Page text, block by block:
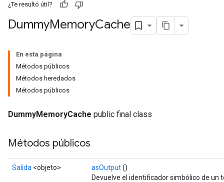
¿Te resultó útil?
DummyMemoryCache
En esta página
Métodos públicos
Métodos heredados
Métodos públicos
DummyMemoryCache public final class
Métodos públicos
Salida <objeto> asOutput()
Devuelve el identificador simbólico de un